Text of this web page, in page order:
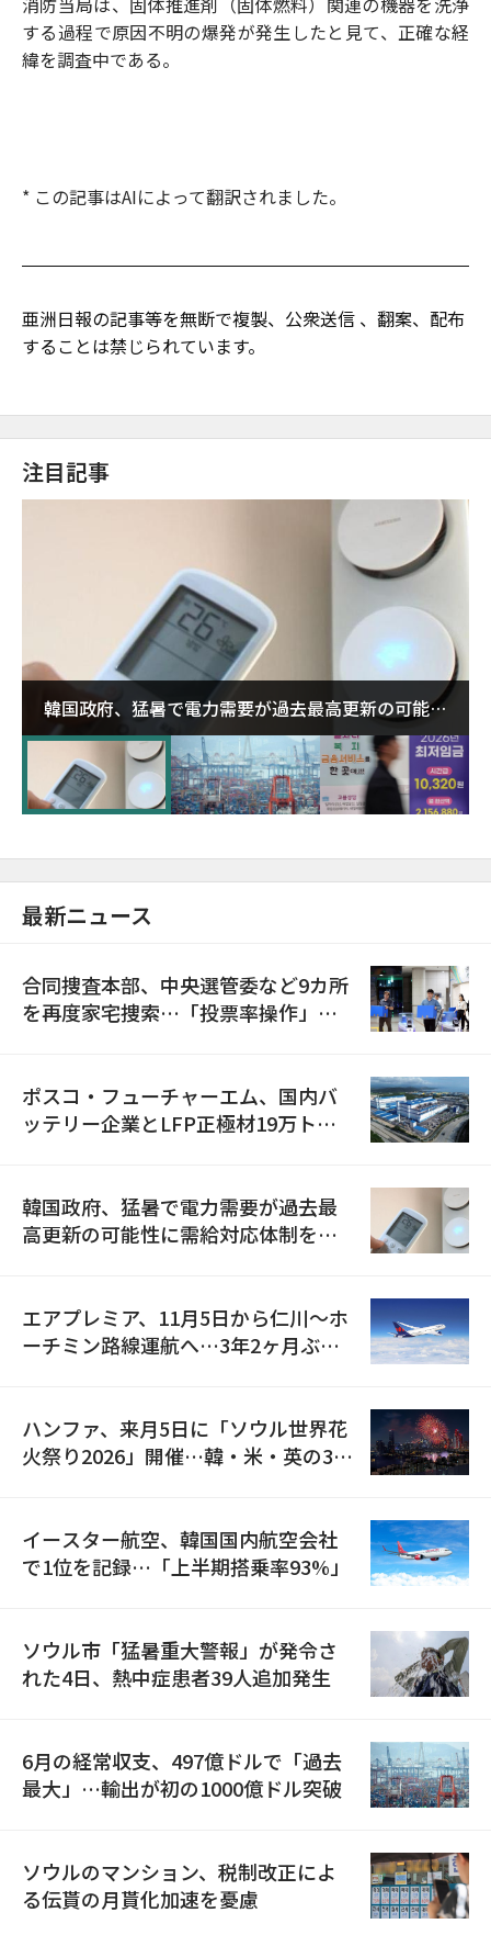
する過程で原因不明の爆発が発生したと見て、正確な経
緯を調査中である。
* この記事はAIによって翻訳されました。
亜洲日報の記事等を無断で複製、公衆送信 、翻案、配布
することは禁じられています。
注目記事
韓国政府、猛暑で電力需要が過去最高更新の可能性
に需給対応体制を点検
最新ニュース
合同捜査本部、中央選管委など9カ所
を再度家宅捜索…「投票率操作」の
ポスコ・フューチャーエム、国内バ
ッテリー企業とLFP正極材19万トン
韓国政府、猛暑で電力需要が過去最
高更新の可能性に需給対応体制を点
エアプレミア、11月5日から仁川〜ホ
ーチミン路線運航へ…3年2ヶ月ぶり
ハンファ、来月5日に「ソウル世界花
火祭り2026」開催…韓・米・英の3カ
イースター航空、韓国国内航空会社
で1位を記録…「上半期搭乗率93%」
ソウル市「猛暑重大警報」が発令さ
れた4日、熱中症患者39人追加発生
6月の経常収支、497億ドルで「過去
最大」…輸出が初の1000億ドル突破
ソウルのマンション、税制改正によ
る伝貰の月貰化加速を憂慮